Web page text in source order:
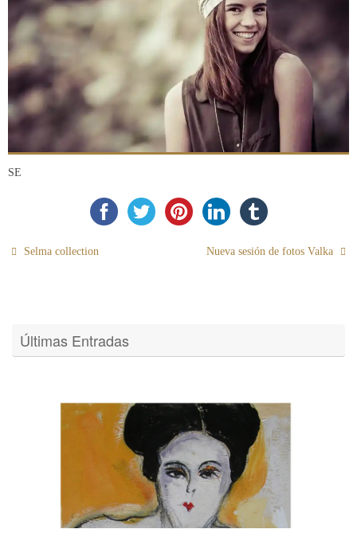
SE
Selma collection Nueva sesión de fotos Valka
Últimas Entradas